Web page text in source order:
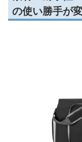
の使い勝手が